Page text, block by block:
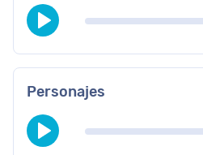
Personajes